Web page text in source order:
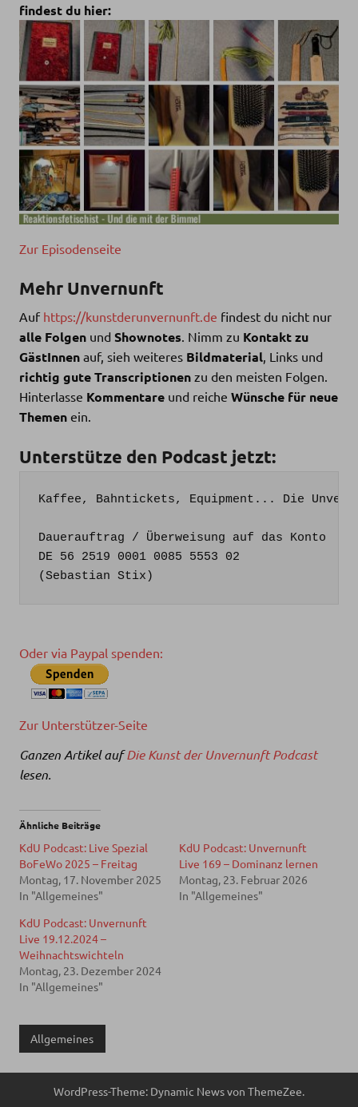
findest du hier:
Zur Episodenseite
Mehr Unvernunft
Auf https://kunstderunvernunft.de findest du nicht nur
alle Folgen und Shownotes. Nimm zu Kontakt zu
GästInnen auf, sieh weiteres Bildmaterial, Links und
richtig gute Transcriptionen zu den meisten Folgen.
Hinterlasse Kommentare und reiche Wünsche für neue
Themen ein.
Unterstütze den Podcast jetzt:
Kaffee, Bahntickets, Equipment... Die
Dauerauftrag / Überweisung auf das Konto
DE 56 2519 0001 0085 5553 02
Oder via Paypal spenden:
Zur Unterstützer-Seite
Ganzen Artikel aufDie Kunst der Unvernunft Podcast
lesen.
Ähnliche Beiträge
KdU Podcast: Live Spezial
BoFeWo 2025 – Freitag
Montag, 17. November 2025
In "Allgemeines"
KdU Podcast: Unvernunft
Live 169 – Dominanz lernen
Montag, 23. Februar 2026
In "Allgemeines"
KdU Podcast: Unvernunft
Live 19.12.2024 –
Weihnachtswichteln
Montag, 23. Dezember 2024
In "Allgemeines"
Allgemeines
WordPress-Theme: Dynamic News von ThemeZee.